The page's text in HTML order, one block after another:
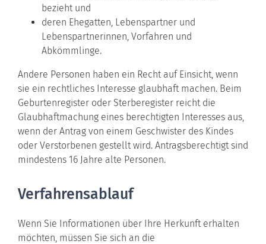
bezieht und
deren Ehegatten, Lebenspartner und
Lebenspartnerinnen, Vorfahren und
Abkömmlinge.
Andere Personen haben ein Recht auf Einsicht, wenn
sie ein rechtliches Interesse glaubhaft machen. Beim
Geburtenregister oder Sterberegister reicht die
Glaubhaftmachung eines berechtigten Interesses aus,
wenn der Antrag von einem Geschwister des Kindes
oder Verstorbenen gestellt wird. Antragsberechtigt sind
mindestens 16 Jahre alte Personen.
Verfahrensablauf
Wenn Sie Informationen über Ihre Herkunft erhalten
möchten, müssen Sie sich an die